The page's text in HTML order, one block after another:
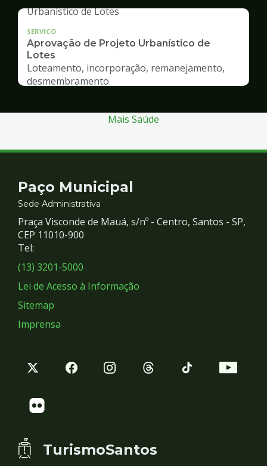
SERVICO
Aprovação de Projeto Urbanístico de
Lotes
Loteamento, incorporação, remanejamento,
desmembramento
Mais Saúde
Contato
e
Redes
Sociais
Paço Municipal
Sede Administrativa
Praça Visconde de Mauá, s/nº - Centro, Santos - SP,
CEP 11010-900
Tel:
(13) 3201-5000
Lei de Acesso à Informação
Sitemap
Imprensa
TurismoSantos